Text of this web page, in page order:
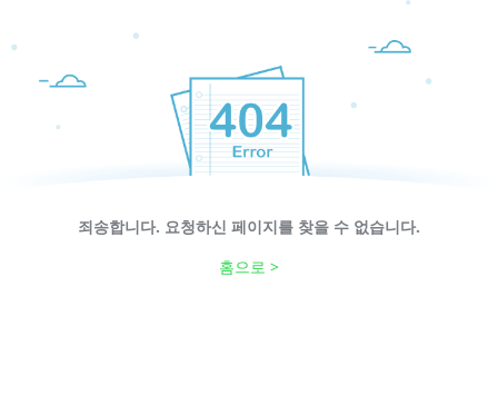
죄송합니다. 요청하신 페이지를 찾을 수 없습니다.
홈으로 >